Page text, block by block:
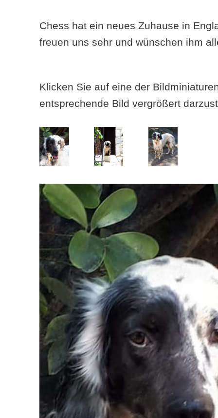
Chess hat ein neues Zuhause in
freuen uns sehr und wünschen ihm
Klicken Sie auf eine der
entsprechende Bild vergrößert